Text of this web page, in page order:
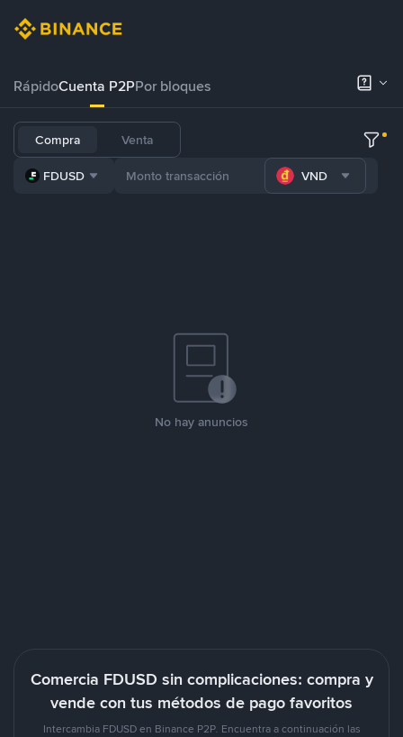
RápidoCuenta P2PPor bloques
Compra Venta
FDUSD VND
No hay anuncios
Comercia FDUSD sin complicaciones: compra y
vende con tus métodos de pago favoritos
Intercambia FDUSD en Binance P2P. Encuentra a continuación las